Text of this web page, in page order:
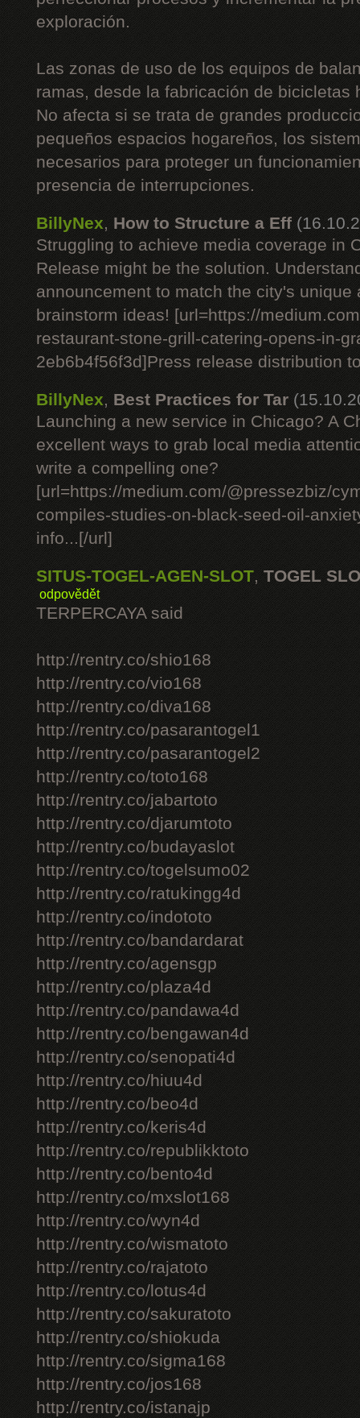
exploración.
Las zonas de uso de los equipos de
ramas, desde la fabricación de bicicletas
No afecta si se trata de grandes
pequeños espacios hogareños, los
necesarios para proteger un
presencia de interrupciones.
BillyNex, How to Structure a Eff
Struggling to achieve media coverage in
Release might be the solution.
announcement to match the city's
brainstorm ideas! [url=https://
restaurant-stone-grill-catering-opens-in-
2eb6b4f56f3d]Press release distribution
BillyNex, Best Practices for Tar
Launching a new service in Chicago? A
excellent ways to grab local media
write a compelling one?
[url=https://medium.com/@pressezbiz/
compiles-studies-on-black-seed-oil-
info...[/url]
SITUS-TOGEL-AGEN-SLOT,TOGEL
odpovědět
TERPERCAYA said
http://rentry.co/shio168
http://rentry.co/vio168
http://rentry.co/diva168
http://rentry.co/pasarantogel1
http://rentry.co/pasarantogel2
http://rentry.co/toto168
http://rentry.co/jabartoto
http://rentry.co/djarumtoto
http://rentry.co/budayaslot
http://rentry.co/togelsumo02
http://rentry.co/ratukingg4d
http://rentry.co/indototo
http://rentry.co/bandardarat
http://rentry.co/agensgp
http://rentry.co/plaza4d
http://rentry.co/pandawa4d
http://rentry.co/bengawan4d
http://rentry.co/senopati4d
http://rentry.co/hiuu4d
http://rentry.co/beo4d
http://rentry.co/keris4d
http://rentry.co/republikktoto
http://rentry.co/bento4d
http://rentry.co/mxslot168
http://rentry.co/wyn4d
http://rentry.co/wismatoto
http://rentry.co/rajatoto
http://rentry.co/lotus4d
http://rentry.co/sakuratoto
http://rentry.co/shiokuda
http://rentry.co/sigma168
http://rentry.co/jos168
http://rentry.co/istanajp